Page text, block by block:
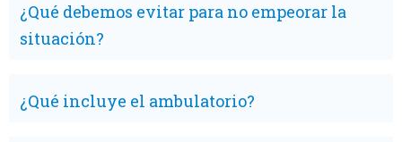
¿Qué debemos evitar para no empeorar la
situación?
¿Qué incluye el ambulatorio?